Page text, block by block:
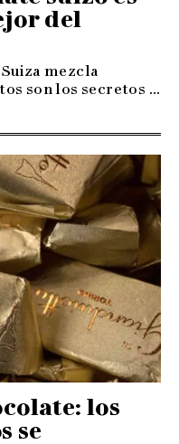
del
mezcla
son los secretos ...
los
se